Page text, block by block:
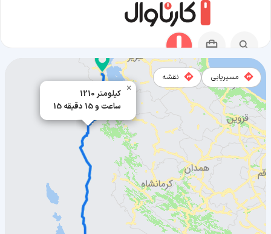
1210 کیلومتر
15 ساعت و 15 دقیقه
×
مسیریابی نقشه
مسیر آبادان به ارومیه